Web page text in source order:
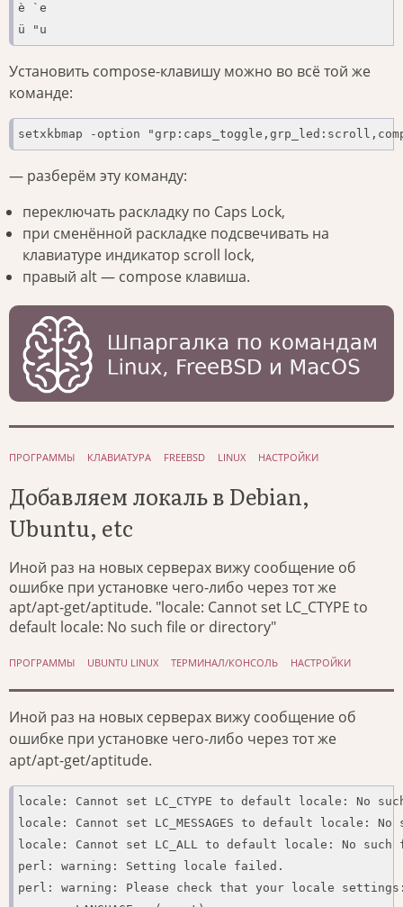
è `e
ü "u
Установить compose-клавишу можно во всё той же
команде:
setxkbmap -option
— разберём эту команду:
переключать раскладку по Caps Lock,
при сменённой раскладке подсвечивать на
клавиатуре индикатор scroll lock,
правый alt — compose клавиша.
ПРОГРАММЫ КЛАВИАТУРА FREEBSD LINUX НАСТРОЙКИ
Добавляем локаль в Debian,
Ubuntu, etc
Иной раз на новых серверах вижу сообщение об
ошибке при установке чего-либо через тот же
apt/apt-get/aptitude. "locale: Cannot set LC_CTYPE to
default locale: No such file or directory"
ПРОГРАММЫ UBUNTU LINUX ТЕРМИНАЛ/КОНСОЛЬ НАСТРОЙКИ
Иной раз на новых серверах вижу сообщение об
ошибке при установке чего-либо через тот же
apt/apt-get/aptitude.
locale: Cannot set LC_CTYPE to default locale: No
locale: Cannot set LC_MESSAGES to default locale:
locale: Cannot set LC_ALL to default locale: No
perl: warning: Setting locale failed.
perl: warning: Please check that your locale